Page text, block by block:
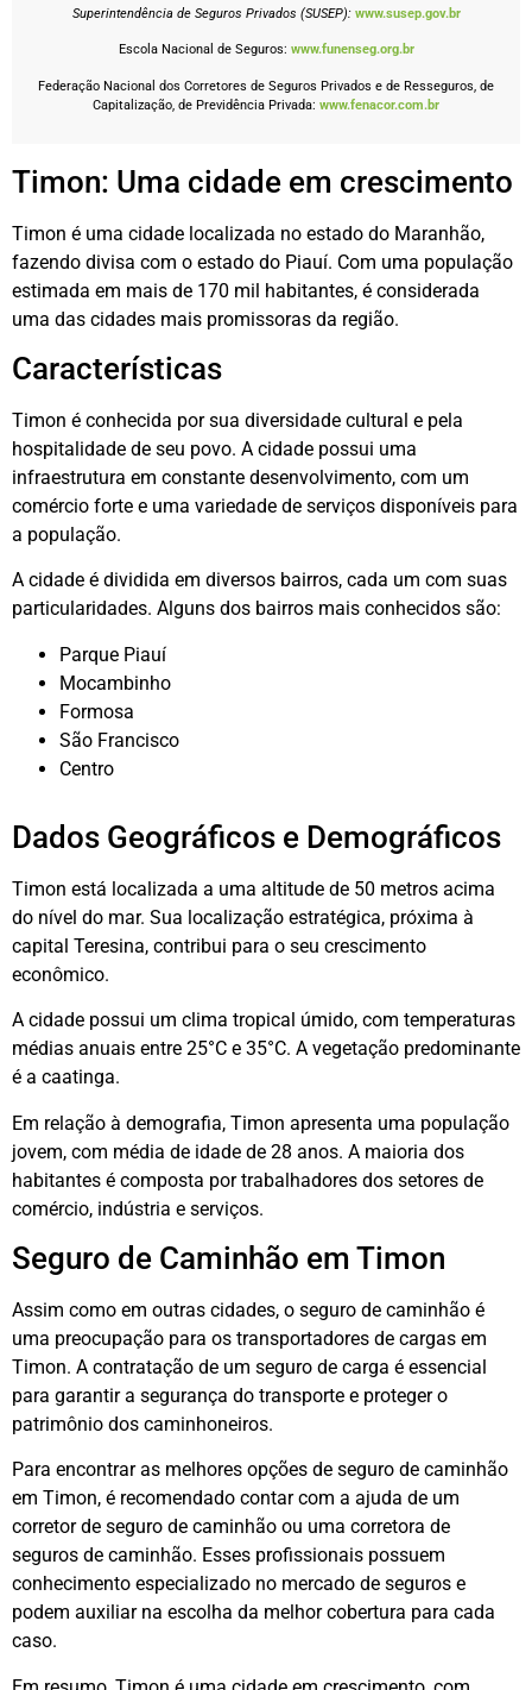
Superintendência de Seguros Privados (SUSEP): www.susep.gov.br
Escola Nacional de Seguros: www.funenseg.org.br
Federação Nacional dos Corretores de Seguros Privados e de Resseguros, de
Capitalização, de Previdência Privada: www.fenacor.com.br
Timon: Uma cidade em crescimento
Timon é uma cidade localizada no estado do Maranhão,
fazendo divisa com o estado do Piauí. Com uma população
estimada em mais de 170 mil habitantes, é considerada
uma das cidades mais promissoras da região.
Características
Timon é conhecida por sua diversidade cultural e pela
hospitalidade de seu povo. A cidade possui uma
infraestrutura em constante desenvolvimento, com um
comércio forte e uma variedade de serviços disponíveis para
a população.
A cidade é dividida em diversos bairros, cada um com suas
particularidades. Alguns dos bairros mais conhecidos são:
Parque Piauí
Mocambinho
Formosa
São Francisco
Centro
Dados Geográficos e Demográficos
Timon está localizada a uma altitude de 50 metros acima
do nível do mar. Sua localização estratégica, próxima à
capital Teresina, contribui para o seu crescimento
econômico.
A cidade possui um clima tropical úmido, com temperaturas
médias anuais entre 25°C e 35°C. A vegetação predominante
é a caatinga.
Em relação à demografia, Timon apresenta uma população
jovem, com média de idade de 28 anos. A maioria dos
habitantes é composta por trabalhadores dos setores de
comércio, indústria e serviços.
Seguro de Caminhão em Timon
Assim como em outras cidades, o seguro de caminhão é
uma preocupação para os transportadores de cargas em
Timon. A contratação de um seguro de carga é essencial
para garantir a segurança do transporte e proteger o
patrimônio dos caminhoneiros.
Para encontrar as melhores opções de seguro de caminhão
em Timon, é recomendado contar com a ajuda de um
corretor de seguro de caminhão ou uma corretora de
seguros de caminhão. Esses profissionais possuem
conhecimento especializado no mercado de seguros e
podem auxiliar na escolha da melhor cobertura para cada
caso.